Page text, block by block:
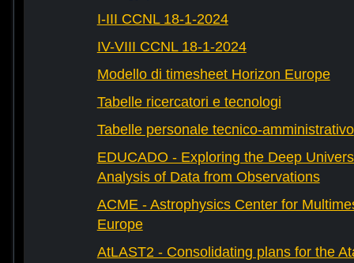
I-III CCNL 18-1-2024
IV-VIII CCNL 18-1-2024
Modello di timesheet Horizon Europe
Tabelle ricercatori e tecnologi
Tabelle personale tecnico-amministrativo
EDUCADO - Exploring the Deep
Analysis of Data from Observations
ACME - Astrophysics Center for
Europe
AtLAST2 - Consolidating plans for the